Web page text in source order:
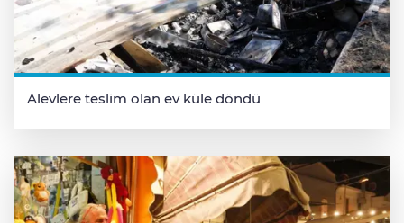
Alevlere teslim olan ev küle döndü